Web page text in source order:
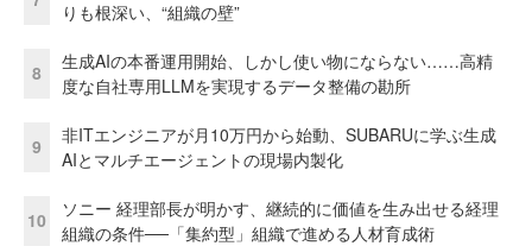
りも根深い、“組織の壁”
8
生成AIの本番運用開始、しかし使い物にならない……高精
度な自社専用LLMを実現するデータ整備の勘所
9
非ITエンジニアが月10万円から始動、SUBARUに学ぶ生成
AIとマルチエージェントの現場内製化
10
ソニー 経理部長が明かす、継続的に価値を生み出せる経理
組織の条件──「集約型」組織で進める人材育成術